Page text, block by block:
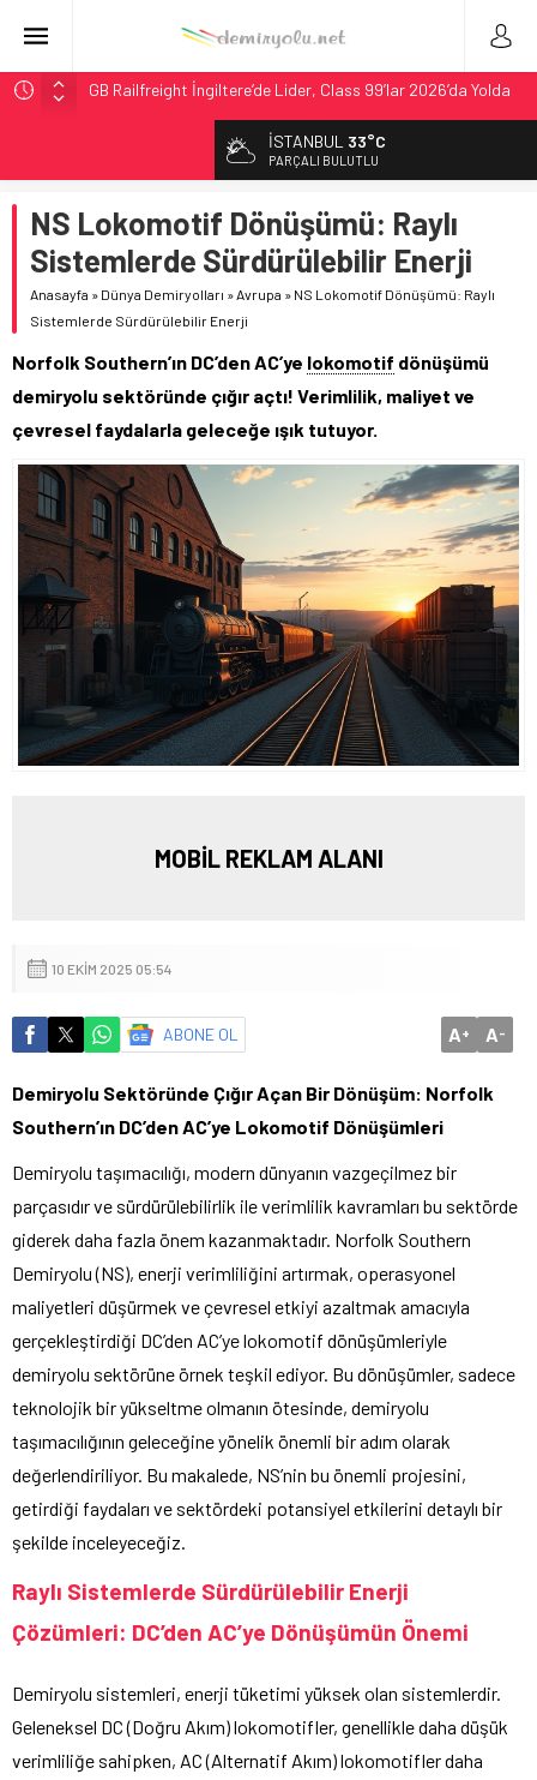
GB Railfreight İngiltere’de Lider, Class 99’lar 2026’da Yolda
İngiltere Demiryolunda Tarihi Entegrasyon: GBR Anglia
Malezya Havayolları, TGV ile 28 Fransız Şehrine Tek Bilet
ÖBB ve RFI’dan Brenner’da 15 Günlük Bakım: Tren Seferleri
Duruyor
İSTANBUL 33°C
PARÇALI BULUTLU
NS Lokomotif Dönüşümü: Raylı
Sistemlerde Sürdürülebilir Enerji
Anasayfa » Dünya Demiryolları »Avrupa » NS Lokomotif Dönüşümü: Raylı
Sistemlerde Sürdürülebilir Enerji
Norfolk Southern’ın DC’den AC’ye lokomotif dönüşümü
demiryolu sektöründe çığır açtı! Verimlilik, maliyet ve
çevresel faydalarla geleceğe ışık tutuyor.
MOBİL REKLAM ALANI
10 EKIM 2025 05:54
ABONE OL A+ A-
Demiryolu Sektöründe Çığır Açan Bir Dönüşüm: Norfolk
Southern’ın DC’den AC’ye Lokomotif Dönüşümleri
Demiryolu taşımacılığı, modern dünyanın vazgeçilmez bir
parçasıdır ve sürdürülebilirlik ile verimlilik kavramları bu sektörde
giderek daha fazla önem kazanmaktadır. Norfolk Southern
Demiryolu (NS), enerji verimliliğini artırmak, operasyonel
maliyetleri düşürmek ve çevresel etkiyi azaltmak amacıyla
gerçekleştirdiği DC’den AC’ye lokomotif dönüşümleriyle
demiryolu sektörüne örnek teşkil ediyor. Bu dönüşümler, sadece
teknolojik bir yükseltme olmanın ötesinde, demiryolu
taşımacılığının geleceğine yönelik önemli bir adım olarak
değerlendiriliyor. Bu makalede, NS’nin bu önemli projesini,
getirdiği faydaları ve sektördeki potansiyel etkilerini detaylı bir
şekilde inceleyeceğiz.
Raylı Sistemlerde Sürdürülebilir Enerji
Çözümleri: DC’den AC’ye Dönüşümün Önemi
Demiryolu sistemleri, enerji tüketimi yüksek olan sistemlerdir.
Geleneksel DC (Doğru Akım) lokomotifler, genellikle daha düşük
verimliliğe sahipken, AC (Alternatif Akım) lokomotifler daha